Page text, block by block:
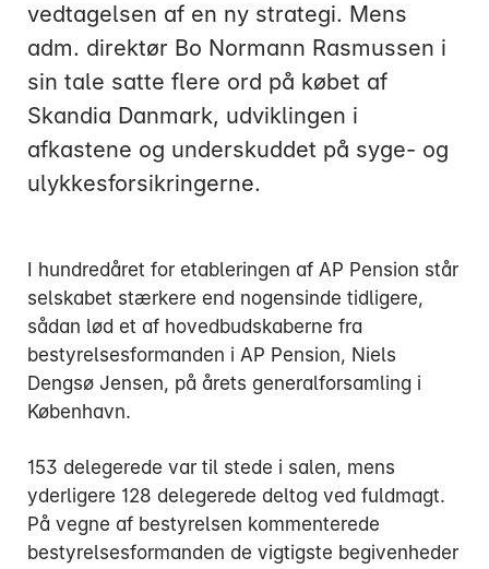
vedtagelsen af en ny strategi. Mens
adm. direktør Bo Normann Rasmussen i
sin tale satte flere ord på købet af
Skandia Danmark, udviklingen i
afkastene og underskuddet på syge- og
ulykkesforsikringerne.
I hundredåret for etableringen af AP Pension står
selskabet stærkere end nogensinde tidligere,
sådan lød et af hovedbudskaberne fra
bestyrelsesformanden i AP Pension, Niels
Dengsø Jensen, på årets generalforsamling i
København.
153 delegerede var til stede i salen, mens
yderligere 128 delegerede deltog ved fuldmagt.
På vegne af bestyrelsen kommenterede
bestyrelsesformanden de vigtigste begivenheder
Onsdag:
Torsdag:
Fredag:
3916 5000